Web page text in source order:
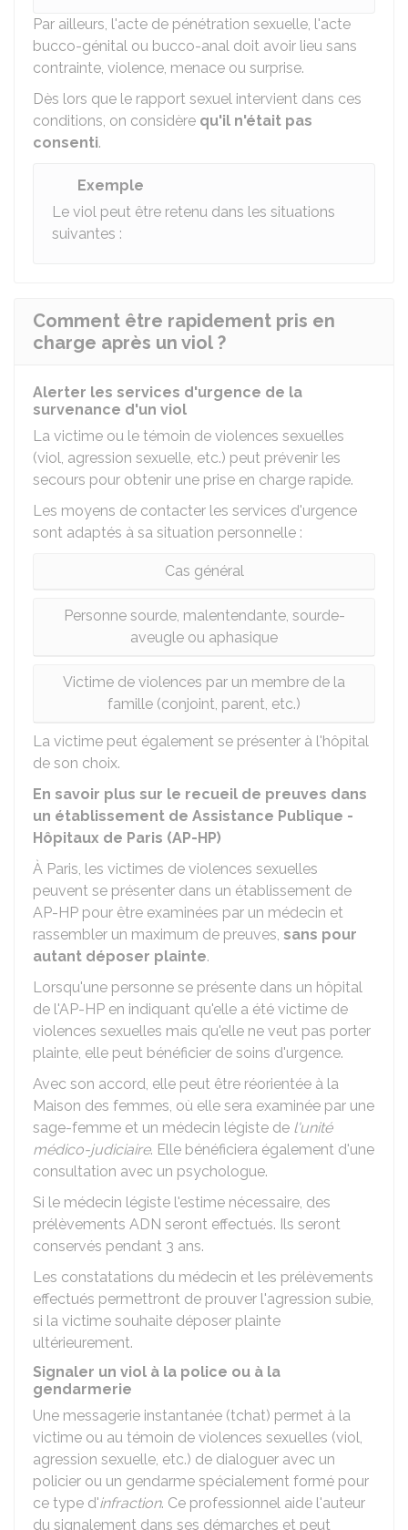
Par ailleurs, l'acte de pénétration sexuelle, l'acte
bucco-génital ou bucco-anal doit avoir lieu sans
contrainte, violence, menace ou surprise.
Dès lors que le rapport sexuel intervient dans ces
conditions, on considère qu'il n'était pas
consenti.
Exemple
Le viol peut être retenu dans les situations
suivantes :
Comment être rapidement pris en
charge après un viol ?
Alerter les services d'urgence de la
survenance d'un viol
La victime ou le témoin de violences sexuelles
(viol, agression sexuelle, etc.) peut prévenir les
secours pour obtenir une prise en charge rapide.
Les moyens de contacter les services d'urgence
sont adaptés à sa situation personnelle :
Cas général
Personne sourde, malentendante, sourde-
aveugle ou aphasique
Victime de violences par un membre de la
famille (conjoint, parent, etc.)
La victime peut également se présenter à l'hôpital
de son choix.
En savoir plus sur le recueil de preuves dans
un établissement de Assistance Publique -
Hôpitaux de Paris (AP-HP)
À Paris, les victimes de violences sexuelles
peuvent se présenter dans un établissement de
AP-HP pour être examinées par un médecin et
rassembler un maximum de preuves, sans pour
autant déposer plainte.
Lorsqu'une personne se présente dans un hôpital
de l'AP-HP en indiquant qu'elle a été victime de
violences sexuelles mais qu'elle ne veut pas porter
plainte, elle peut bénéficier de soins d'urgence.
Avec son accord, elle peut être réorientée à la
Maison des femmes, où elle sera examinée par une
sage-femme et un médecin légiste de l'unité
médico-judiciaire. Elle bénéficiera également d'une
consultation avec un psychologue.
Si le médecin légiste l'estime nécessaire, des
prélèvements ADN seront effectués. Ils seront
conservés pendant 3 ans.
Les constatations du médecin et les prélèvements
effectués permettront de prouver l'agression subie,
si la victime souhaite déposer plainte
ultérieurement.
Signaler un viol à la police ou à la
gendarmerie
Une messagerie instantanée (tchat) permet à la
victime ou au témoin de violences sexuelles (viol,
agression sexuelle, etc.) de dialoguer avec un
policier ou un gendarme spécialement formé pour
ce type d'infraction. Ce professionnel aide l'auteur
du signalement dans ses démarches et peut